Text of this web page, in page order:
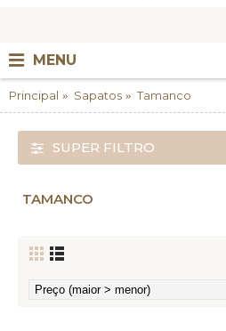
MENU
Principal Sapatos Tamanco
SUPER FILTRO
TAMANCO